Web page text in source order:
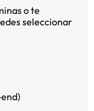
o te
seleccionar